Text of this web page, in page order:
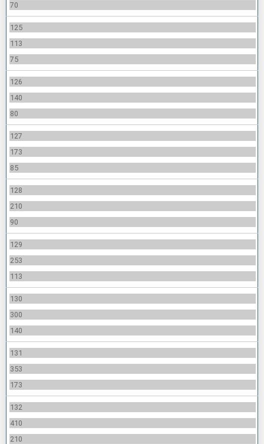
70
125
113
75
126
140
80
127
173
85
128
210
90
129
253
113
130
300
140
131
353
173
132
410
210